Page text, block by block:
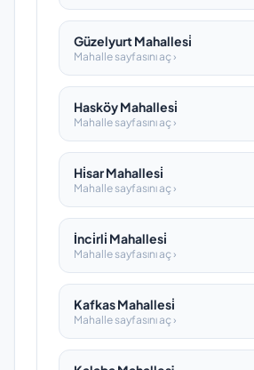
Güzelyurt Mahallesi̇
Mahalle sayfasını aç ›
Hasköy Mahallesi̇
Mahalle sayfasını aç ›
Hi̇sar Mahallesi̇
Mahalle sayfasını aç ›
İnci̇rli̇ Mahallesi̇
Mahalle sayfasını aç ›
Kafkas Mahallesi̇
Mahalle sayfasını aç ›